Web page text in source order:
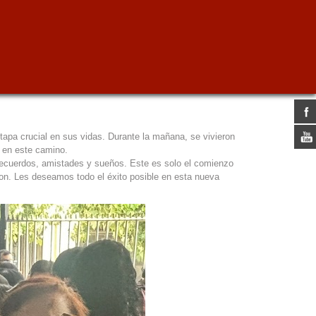
crucial en sus vidas. Durante la mañana, se vivieron
este camino.
amistades y sueños. Este es solo el comienzo
Les deseamos todo el éxito posible en esta nueva